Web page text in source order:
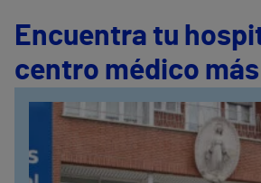
Encuentra tu
centro médico